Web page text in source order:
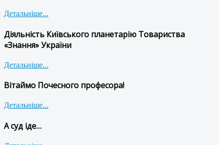
Детальніше...
Діяльність Київського планетарію Товариства
«Знання» України
Детальніше...
Вітаймо Почесного професора!
Детальніше...
А суд іде…